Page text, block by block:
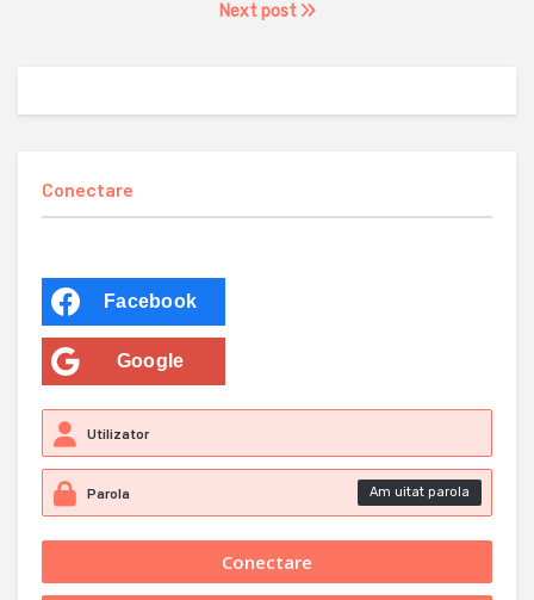
Next post
Conectare
Facebook
Google
Am uitat parola